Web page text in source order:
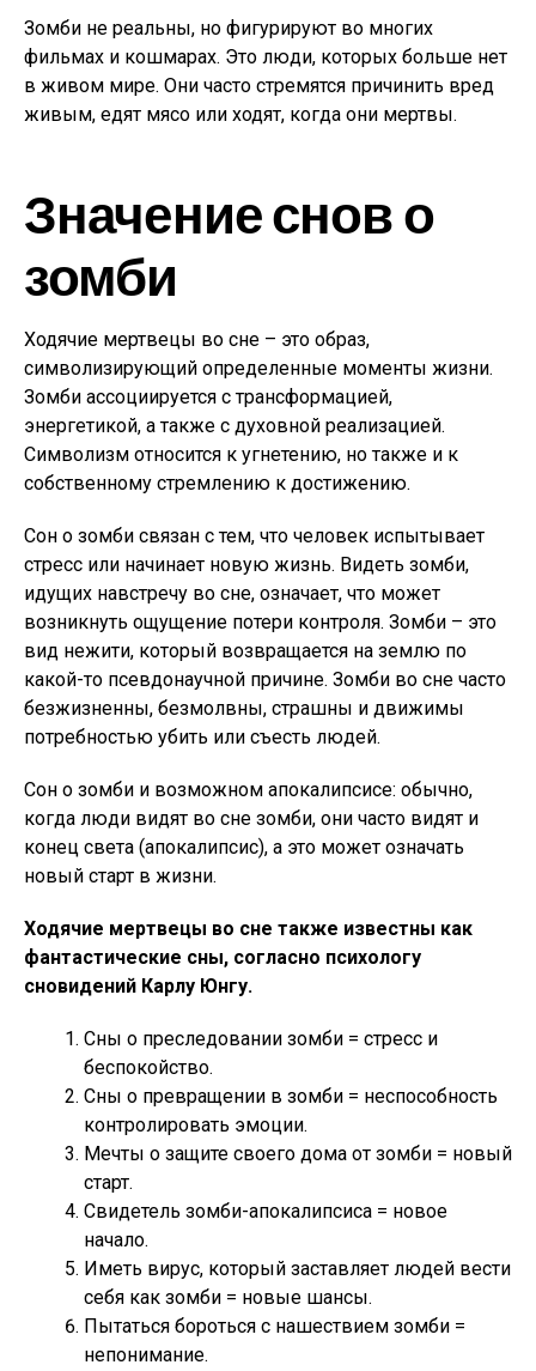
Зомби не реальны, но фигурируют во многих
фильмах и кошмарах. Это люди, которых больше нет
в живом мире. Они часто стремятся причинить вред
живым, едят мясо или ходят, когда они мертвы.
Значение снов о
зомби
Ходячие мертвецы во сне – это образ,
символизирующий определенные моменты жизни.
Зомби ассоциируется с трансформацией,
энергетикой, а также с духовной реализацией.
Символизм относится к угнетению, но также и к
собственному стремлению к достижению.
Сон о зомби связан с тем, что человек испытывает
стресс или начинает новую жизнь. Видеть зомби,
идущих навстречу во сне, означает, что может
возникнуть ощущение потери контроля. Зомби – это
вид нежити, который возвращается на землю по
какой-то псевдонаучной причине. Зомби во сне часто
безжизненны, безмолвны, страшны и движимы
потребностью убить или съесть людей.
Сон о зомби и возможном апокалипсисе: обычно,
когда люди видят во сне зомби, они часто видят и
конец света (апокалипсис), а это может означать
новый старт в жизни.
Ходячие мертвецы во сне также известны как
фантастические сны, согласно психологу
сновидений Карлу Юнгу.
Сны о преследовании зомби = стресс и
беспокойство.
Сны о превращении в зомби = неспособность
контролировать эмоции.
Мечты о защите своего дома от зомби = новый
старт.
Свидетель зомби-апокалипсиса = новое
начало.
Иметь вирус, который заставляет людей вести
себя как зомби = новые шансы.
Пытаться бороться с нашествием зомби =
непонимание.